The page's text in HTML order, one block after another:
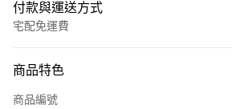
付款與運送方式
宅配免運費
信用卡一次付款
商品特色
商品編號